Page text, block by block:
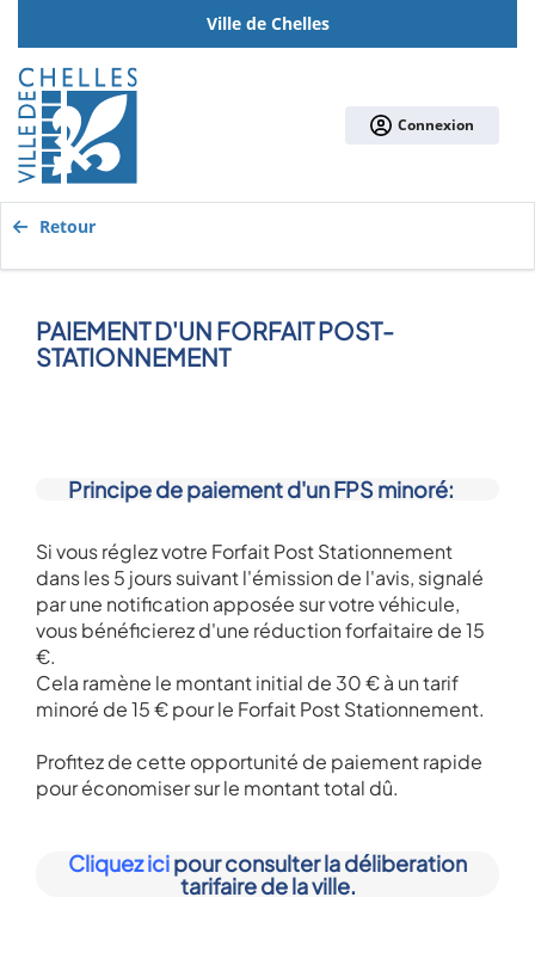
Ville de Chelles
Connexion
Retour
PAIEMENT D'UN FORFAIT POST-
STATIONNEMENT
Principe de paiement d'un FPS minoré:
Si vous réglez votre Forfait Post Stationnement
dans les 5 jours suivant l'émission de l'avis, signalé
par une notification apposée sur votre véhicule,
vous bénéficierez d'une réduction forfaitaire de 15
€.
Cela ramène le montant initial de 30 € à un tarif
minoré de 15 € pour le Forfait Post Stationnement.
Profitez de cette opportunité de paiement rapide
pour économiser sur le montant total dû.
Cliquez icipour consulter la déliberation
tarifaire de la ville.